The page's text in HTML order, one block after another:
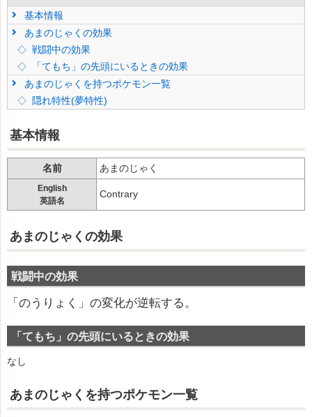
基本情報
あまのじゃくの効果
戦闘中の効果
「てもち」の先頭にいるときの効果
あまのじゃくを持つポケモン一覧
隠れ特性(夢特性)
基本情報
名前 あまのじゃく
English
英語名
Contrary
あまのじゃくの効果
戦闘中の効果
「のうりょく」の変化が逆転する。
「てもち」の先頭にいるときの効果
なし
あまのじゃくを持つポケモン一覧